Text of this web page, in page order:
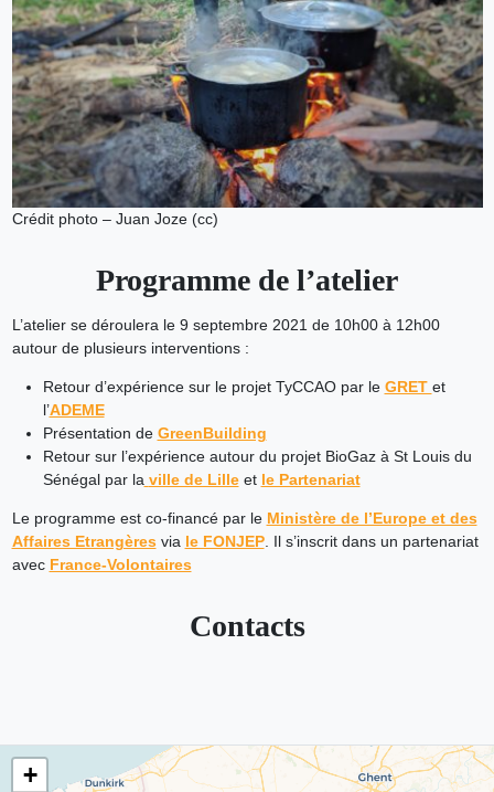
Crédit photo – Juan Joze (cc)
Programme de l’atelier
L’atelier se déroulera le 9 septembre 2021 de 10h00 à 12h00
autour de plusieurs interventions :
Retour d’expérience sur le projet TyCCAO par le GRET et
l’ADEME
Présentation de GreenBuilding
Retour sur l’expérience autour du projet BioGaz à St Louis du
Sénégal par la ville de Lilleet le Partenariat
Le programme est co-financé par le Ministère de l’Europe et des
Affaires Etrangèresvia le FONJEP. Il s’inscrit dans un partenariat
avec France-Volontaires
Contacts
+